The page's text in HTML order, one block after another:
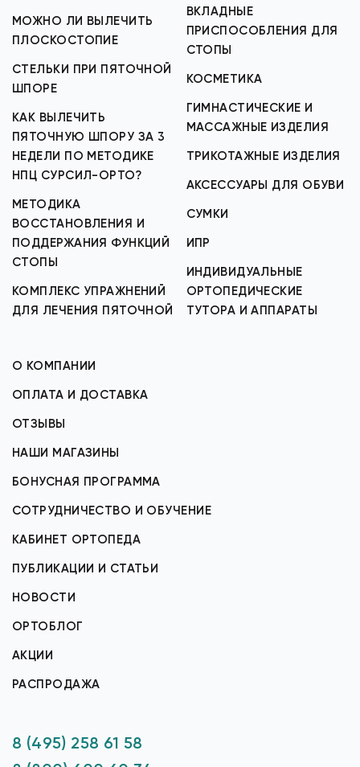
МОЖНО ЛИ ВЫЛЕЧИТЬ
ПЛОСКОСТОПИЕ
СТЕЛЬКИ ПРИ ПЯТОЧНОЙ
ШПОРЕ
КАК ВЫЛЕЧИТЬ
ПЯТОЧНУЮ ШПОРУ ЗА 3
НЕДЕЛИ ПО МЕТОДИКЕ
НПЦ СУРСИЛ-ОРТО?
МЕТОДИКА
ВОССТАНОВЛЕНИЯ И
ПОДДЕРЖАНИЯ ФУНКЦИЙ
СТОПЫ
КОМПЛЕКС УПРАЖНЕНИЙ
ДЛЯ ЛЕЧЕНИЯ ПЯТОЧНОЙ
ВКЛАДНЫЕ
ПРИСПОСОБЛЕНИЯ ДЛЯ
СТОПЫ
КОСМЕТИКА
ГИМНАСТИЧЕСКИЕ И
МАССАЖНЫЕ ИЗДЕЛИЯ
ТРИКОТАЖНЫЕ ИЗДЕЛИЯ
АКСЕССУАРЫ ДЛЯ ОБУВИ
СУМКИ
ИПР
ИНДИВИДУАЛЬНЫЕ
ОРТОПЕДИЧЕСКИЕ
ТУТОРА И АППАРАТЫ
О КОМПАНИИ
ОПЛАТА И ДОСТАВКА
ОТЗЫВЫ
НАШИ МАГАЗИНЫ
БОНУСНАЯ ПРОГРАММА
СОТРУДНИЧЕСТВО И ОБУЧЕНИЕ
КАБИНЕТ ОРТОПЕДА
ПУБЛИКАЦИИ И СТАТЬИ
НОВОСТИ
ОРТОБЛОГ
АКЦИИ
РАСПРОДАЖА
8 (495) 258 61 58